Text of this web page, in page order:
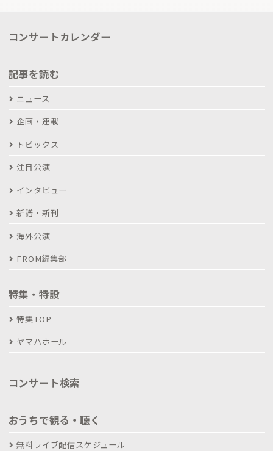
コンサートカレンダー
記事を読む
ニュース
企画・連載
トピックス
注目公演
インタビュー
新譜・新刊
海外公演
FROM編集部
特集・特設
特集TOP
ヤマハホール
コンサート検索
おうちで観る・聴く
無料ライブ配信スケジュール